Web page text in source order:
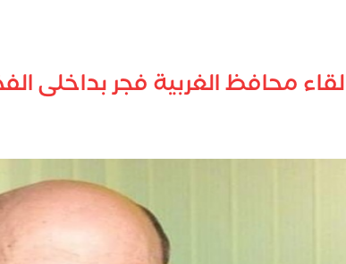
محافظ الغربية فجر بداخلى